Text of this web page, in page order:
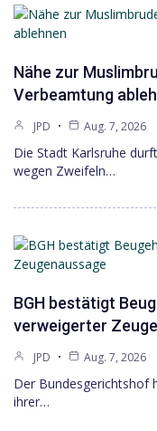
Nähe zur
Verbeamtung
JPD Aug. 7, 2026
Die Stadt Karlsruhe
wegen Zweifeln…
BGH bestätigt
verweigerter
JPD Aug. 7, 2026
Der Bundesgerichtshof
ihrer…